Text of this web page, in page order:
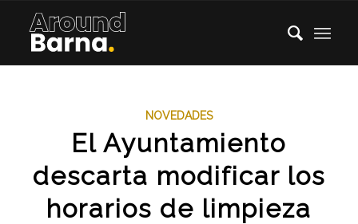
NOVEDADES
El Ayuntamiento
descarta modificar los
horarios de limpieza